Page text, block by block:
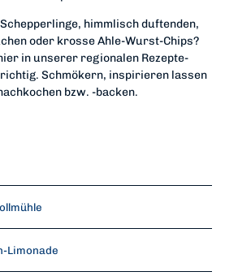
himmlisch duftenden,
oder krosse Ahle-Wurst-Chips?
in unserer regionalen Rezepte-
Schmökern, inspirieren lassen
bzw. -backen.
Limonade